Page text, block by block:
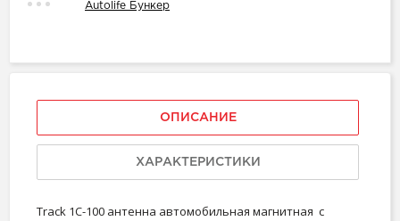
Autolife Бункер
ОПИСАНИЕ
ХАРАКТЕРИСТИКИ
Track 1C-100 антенна автомобильная магнитная с